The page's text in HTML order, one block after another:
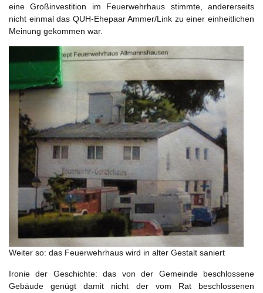
eine Großinvestition im Feuerwehrhaus stimmte, andererseits
nicht einmal das QUH-Ehepaar Ammer/Link zu einer einheitlichen
Meinung gekommen war.
Weiter so: das Feuerwehrhaus wird in alter Gestalt saniert
Ironie der Geschichte: das von der Gemeinde beschlossene
Gebäude genügt damit nicht der vom Rat beschlossenen